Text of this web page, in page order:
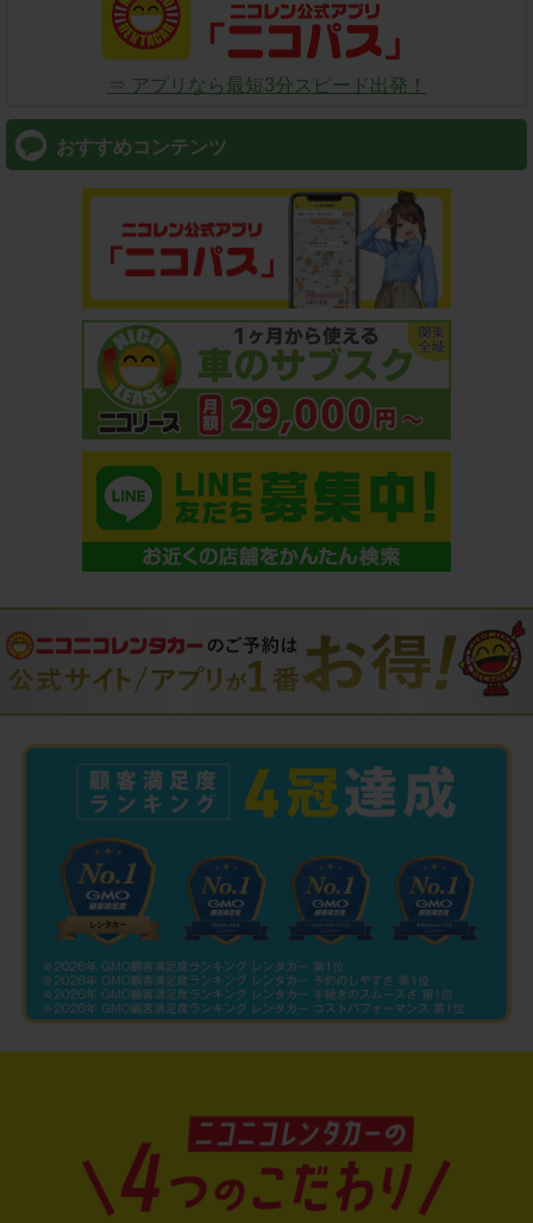
⇒ アプリなら最短3分スピード出発！
おすすめコンテンツ